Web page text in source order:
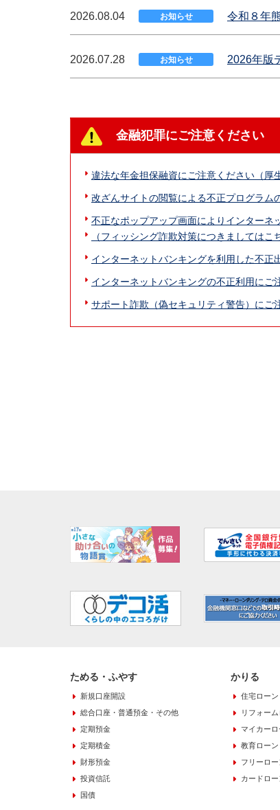
2026.08.04 お知らせ 令和８年
2026.07.28 お知らせ 2026年版
金融犯罪にご注意ください
違法な年金担保融資にご注意ください（厚
改ざんサイトの閲覧による不正プログラム
不正なポップアップ画面によりインターネ
（フィッシング詐欺対策につきましてはこ
インターネットバンキングを利用した不正
インターネットバンキングの不正利用にご
サポート詐欺（偽セキュリティ警告）にご
ためる・ふやす
新規口座開設
総合口座・普通預金・その他
定期預金
定期積金
財形預金
投資信託
国債
かりる
住宅ローン
リフォー
マイカーロ
教育ローン
フリーロー
カードロー